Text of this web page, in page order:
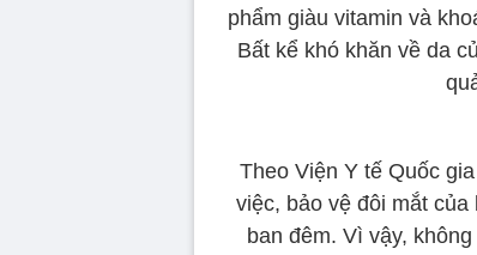
phẩm giàu vitamin và
Bất kể khó khăn về da
Theo Viện Y tế Quốc
việc, bảo vệ đôi mắt
ban đêm. Vì vậy,